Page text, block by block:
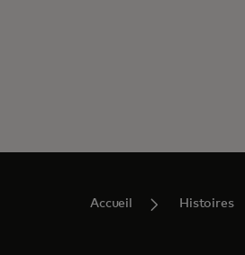
Accueil Histoires